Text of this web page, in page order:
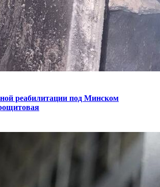
реабилитации под Минском